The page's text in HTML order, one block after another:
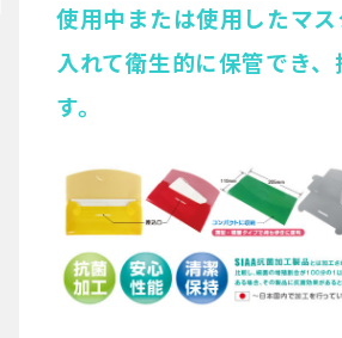
使用中または使用したマ
入れて衛生的に保管でき、
す。